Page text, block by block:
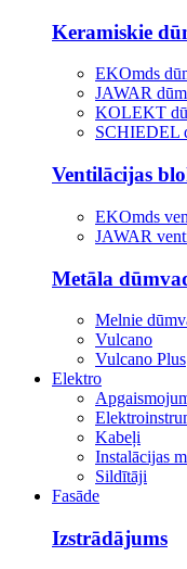
Keramiskie
EKOmds
JAWAR
KOLEKT
SCHIEDEL
Ventilācijas
EKOmds
JAWAR
Metāla
Melnie
Vulcano
Vulcano Plus
Elektro
Kabeļi
Instalācijas
Sildītāji
Fasāde
Izstrādājums